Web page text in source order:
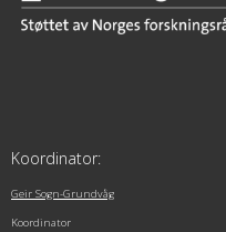
Koordinator:
Geir Sogn-Grundvåg
Koordinator